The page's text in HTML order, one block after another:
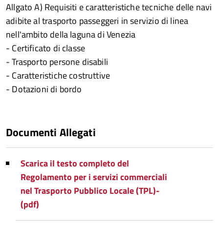
Allgato A) Requisiti e caratteristiche tecniche delle navi
adibite al trasporto passeggeri in servizio di linea
nell'ambito della laguna di Venezia
- Certificato di classe
- Trasporto persone disabili
- Caratteristiche costruttive
- Dotazioni di bordo
Documenti Allegati
Scarica il testo completo del
Regolamento per i servizi commerciali
nel Trasporto Pubblico Locale (TPL)-
(pdf)